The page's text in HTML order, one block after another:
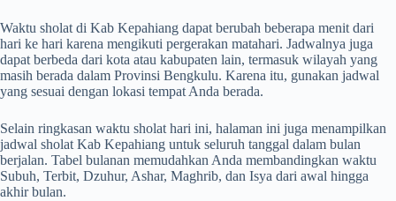
Waktu sholat di Kab Kepahiang dapat berubah beberapa menit dari
hari ke hari karena mengikuti pergerakan matahari. Jadwalnya juga
dapat berbeda dari kota atau kabupaten lain, termasuk wilayah yang
masih berada dalam Provinsi Bengkulu. Karena itu, gunakan jadwal
yang sesuai dengan lokasi tempat Anda berada.
Selain ringkasan waktu sholat hari ini, halaman ini juga menampilkan
jadwal sholat Kab Kepahiang untuk seluruh tanggal dalam bulan
berjalan. Tabel bulanan memudahkan Anda membandingkan waktu
Subuh, Terbit, Dzuhur, Ashar, Maghrib, dan Isya dari awal hingga
akhir bulan.